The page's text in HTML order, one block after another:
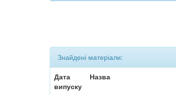
Знайдені матеріали:
Дата
випуску
Назва